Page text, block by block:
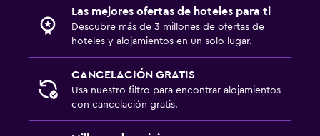
Las mejores ofertas de hoteles para ti
Descubre más de 3 millones de ofertas de
hoteles y alojamientos en un solo lugar.
CANCELACIÓN GRATIS
Usa nuestro filtro para encontrar alojamientos
con cancelación gratis.